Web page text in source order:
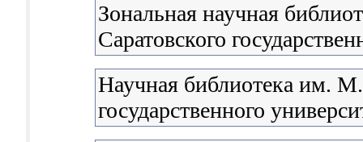
Зональная научная
Саратовского
Научная библиотека им.
государственного